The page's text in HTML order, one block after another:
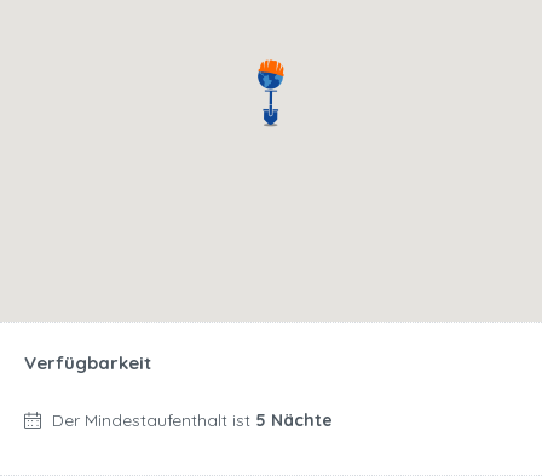
Verfügbarkeit
Der Mindestaufenthalt ist 5 Nächte